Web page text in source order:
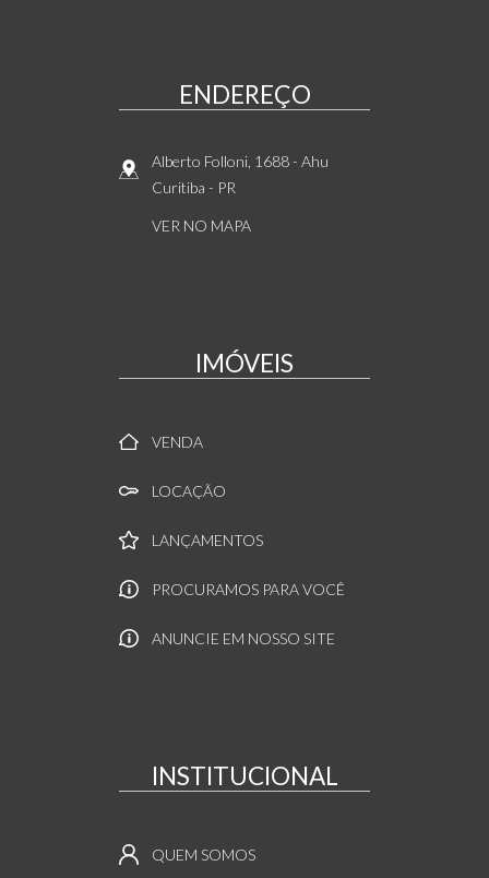
ENDEREÇO
Alberto Folloni, 1688- Ahu
Curitiba - PR
VER NO MAPA
IMÓVEIS
VENDA
LOCAÇÃO
LANÇAMENTOS
PROCURAMOS PARA VOCÊ
ANUNCIE EM NOSSO SITE
INSTITUCIONAL
QUEM SOMOS